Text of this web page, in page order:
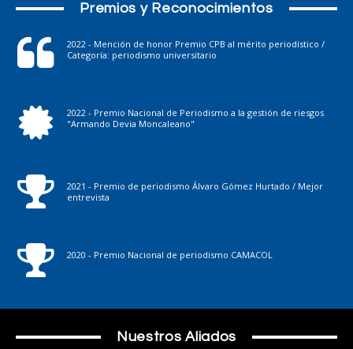
Premios y Reconocimientos
2022 - Mención de honor Premio CPB al mérito periodístico /
Categoría: periodismo universitario
2022 - Premio Nacional de Periodismo a la gestión de riesgos
"Armando Devia Moncaleano"
2021 - Premio de periodismo Álvaro Gómez Hurtado / Mejor
entrevista
2020 - Premio Nacional de periodismo CAMACOL
Nuestros Aliados